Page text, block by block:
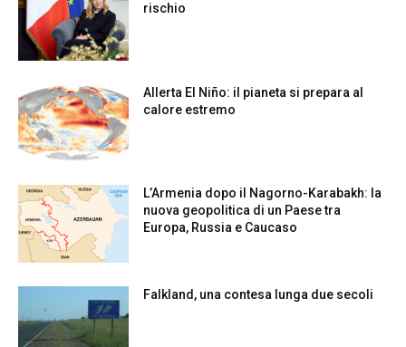
rischio
Allerta El Niño: il pianeta si prepara al
calore estremo
L’Armenia dopo il Nagorno-Karabakh: la
nuova geopolitica di un Paese tra
Europa, Russia e Caucaso
Falkland, una contesa lunga due secoli